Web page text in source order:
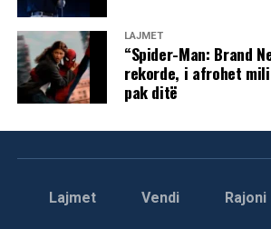
Tensione dhe ndërprerje në
kohë shtesë për marrëveshje,
konstituimi
plenare. Dështimi i dytë radhazi për të
legjislaturën e re erdhi pasi kryetari i
LAJMET
“Spider-Man: Brand
rekorde, i afrohet
pak ditë
Lajmet Vendi Rajoni